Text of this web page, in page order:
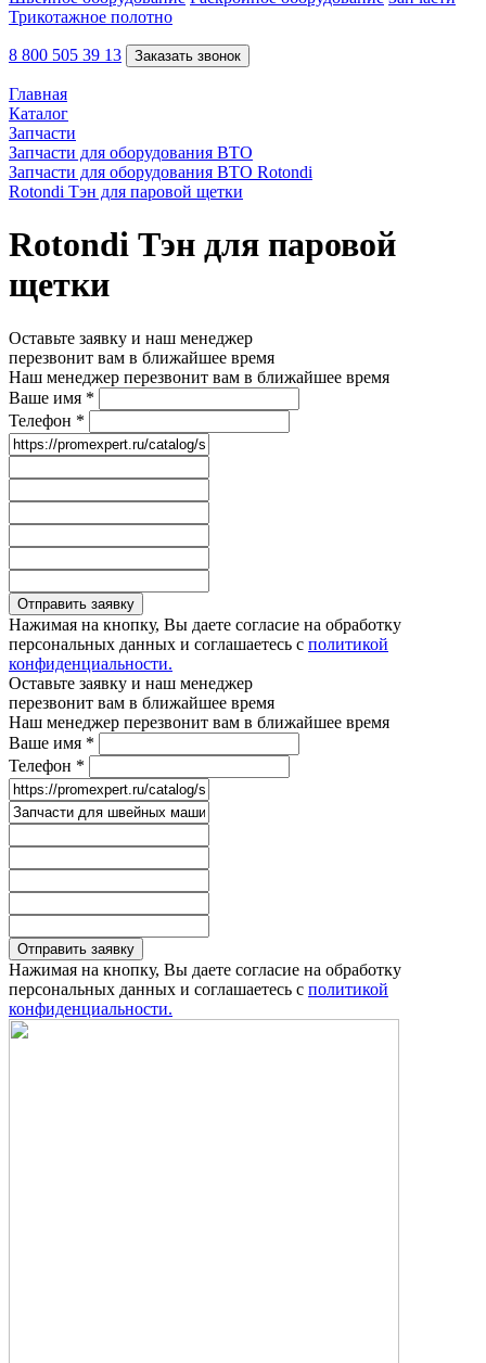
Трикотажное полотно
8 800 505 39 13 Заказать звонок
Главная
Каталог
Запчасти
Запчасти для оборудования ВТО
Запчасти для оборудования ВТО Rotondi
Rotondi Тэн для паровой щетки
Rotondi Тэн для паровой
щетки
Оставьте заявку и наш менеджер
перезвонит вам в ближайшее время
Наш менеджер перезвонит вам в ближайшее время
Ваше имя *
Телефон *
Отправить заявку
Нажимая на кнопку, Вы даете согласие на обработку
персональных данных и соглашаетесь с политикой
конфиденциальности.
Оставьте заявку и наш менеджер
перезвонит вам в ближайшее время
Наш менеджер перезвонит вам в ближайшее время
Ваше имя *
Телефон *
Отправить заявку
Нажимая на кнопку, Вы даете согласие на обработку
персональных данных и соглашаетесь с политикой
конфиденциальности.